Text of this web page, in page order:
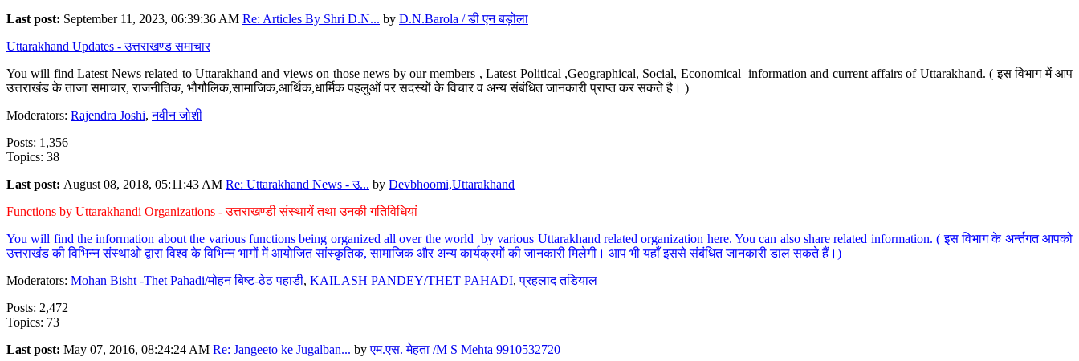
Last post: September 11, 2023, 06:39:36 AM Re: Articles By Shri D.N... by D.N.Barola / डी एन बड़ोला
Uttarakhand Updates - उत्तराखण्ड समाचार
You will find Latest News related to Uttarakhand and views on those news by our members , Latest Political ,Geographical, Social, Economical information and current affairs of Uttarakhand. ( इस विभाग में आप
उत्तराखंड के ताजा समाचार, राजनीतिक, भौगौलिक,सामाजिक,आर्थिक,धार्मिक पहलुओं पर सदस्यों के विचार व अन्य संबंधित जानकारी प्राप्त कर सकते है। )
Moderators: Rajendra Joshi,नवीन जोशी
Posts: 1,356
Topics: 38
Last post: August 08, 2018, 05:11:43 AM Re: Uttarakhand News - उ... by Devbhoomi,Uttarakhand
Functions by Uttarakhandi Organizations - उत्तराखण्डी संस्थायें तथा उनकी गतिविधियां
You will find the information about the various functions being organized all over the world by various Uttarakhand related organization here. You can also share related information. ( इस विभाग के अर्न्तगत आपको
उत्तराखंड की विभिन्न संस्थाओ द्वारा विश्व के विभिन्न भागों में आयोजित सांस्कृतिक, सामाजिक और अन्य कार्यक्रमों की जानकारी मिलेगी। आप भी यहाँ इससे संबंधित जानकारी डाल सकते हैं।)
Moderators: Mohan Bisht -Thet Pahadi/मोहन बिष्ट-ठेठ पहाडी, KAILASH PANDEY/THET PAHADI,प्रहलाद तडियाल
Posts: 2,472
Topics: 73
Last post: May 07, 2016, 08:24:24 AM Re: Jangeeto ke Jugalban... byएम.एस. मेहता /M S Mehta 9910532720